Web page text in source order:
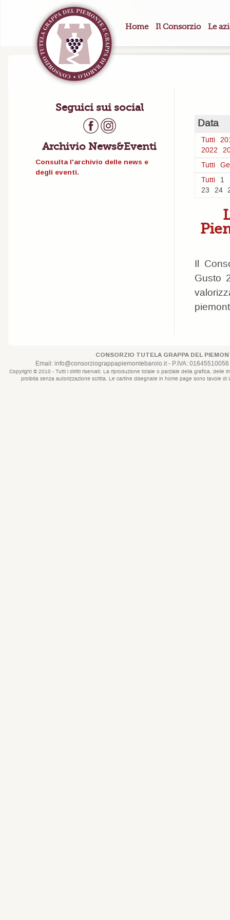
Home Il Consorzio Le
Seguici sui social
Archivio News&Eventi
Consulta l'archivio delle news e
degli eventi.
Data
Tutti
2022
Tutti
Tutti
1
23
24
Il
Gusto
CONSORZIO TUTELA GRAPPA DEL
Email: info@consorziograppapiemontebarolo.it- P.IVA:
Copyright © 2010 - Tutti i diritti riservati. La riproduzione totale o parziale della grafica,
proibita senza autorizzazione scritta. Le cartine disegnate in home page sono tavole